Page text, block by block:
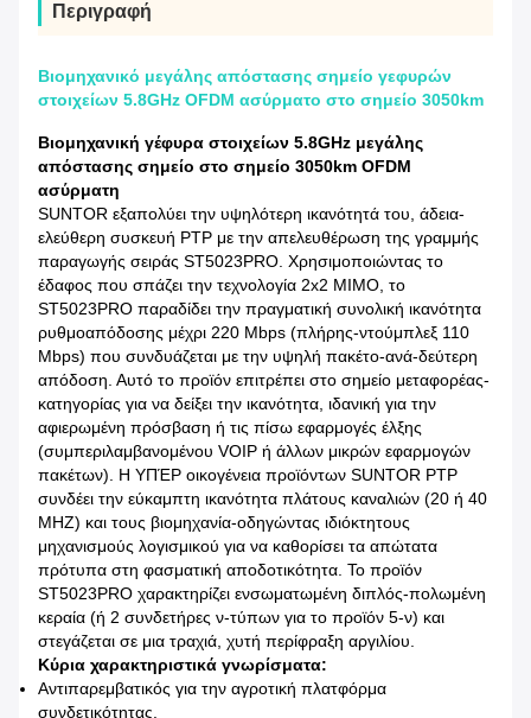
Περιγραφή
Βιομηχανικό μεγάλης απόστασης σημείο γεφυρών
στοιχείων 5.8GHz OFDM ασύρματο στο σημείο 3050km
Βιομηχανική γέφυρα στοιχείων 5.8GHz μεγάλης
απόστασης σημείο στο σημείο 3050km OFDM
ασύρματη
SUNTOR εξαπολύει την υψηλότερη ικανότητά του, άδεια-
ελεύθερη συσκευή PTP με την απελευθέρωση της γραμμής
παραγωγής σειράς ST5023PRO. Χρησιμοποιώντας το
έδαφος που σπάζει την τεχνολογία 2x2 MIMO, το
ST5023PRO παραδίδει την πραγματική συνολική ικανότητα
ρυθμοαπόδοσης μέχρι 220 Mbps (πλήρης-ντούμπλεξ 110
Mbps) που συνδυάζεται με την υψηλή πακέτο-ανά-δεύτερη
απόδοση. Αυτό το προϊόν επιτρέπει στο σημείο μεταφορέας-
κατηγορίας για να δείξει την ικανότητα, ιδανική για την
αφιερωμένη πρόσβαση ή τις πίσω εφαρμογές έλξης
(συμπεριλαμβανομένου VOIP ή άλλων μικρών εφαρμογών
πακέτων). Η ΥΠΈΡ οικογένεια προϊόντων SUNTOR PTP
συνδέει την εύκαμπτη ικανότητα πλάτους καναλιών (20 ή 40
MHZ) και τους βιομηχανία-οδηγώντας ιδιόκτητους
μηχανισμούς λογισμικού για να καθορίσει τα απώτατα
πρότυπα στη φασματική αποδοτικότητα. Το προϊόν
ST5023PRO χαρακτηρίζει ενσωματωμένη διπλός-πολωμένη
κεραία (ή 2 συνδετήρες ν-τύπων για το προϊόν 5-ν) και
στεγάζεται σε μια τραχιά, χυτή περίφραξη αργιλίου.
Κύρια χαρακτηριστικά γνωρίσματα:
Αντιπαρεμβατικός για την αγροτική πλατφόρμα
συνδετικότητας.